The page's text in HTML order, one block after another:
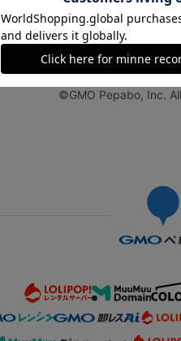
プライバシーポリシー 会社概要 採用
©GMO Pepabo, Inc.